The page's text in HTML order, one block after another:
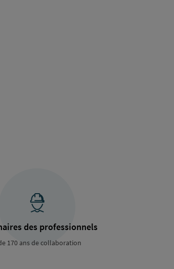
des professionnels
170 ans de collaboration